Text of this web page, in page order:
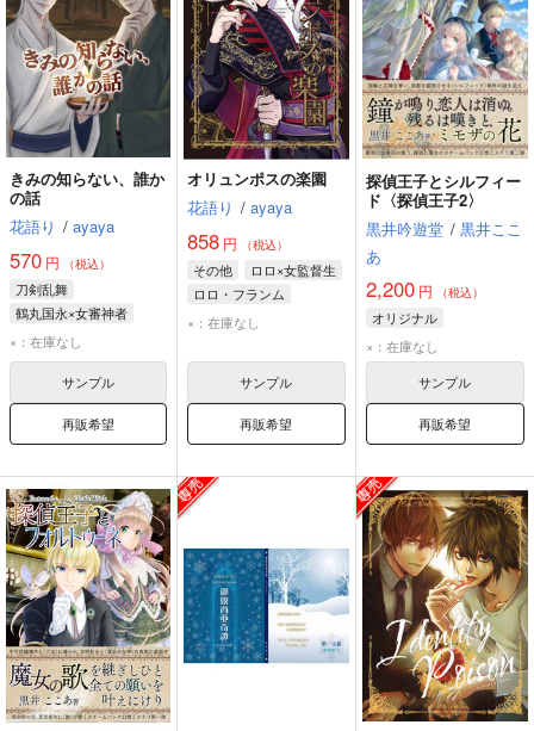
きみの知らない、誰か
の話
花語り / ayaya
570 円 （税込）
刀剣乱舞
鶴丸国永×女審神者
鶴丸国永
女審神者
×：在庫なし
サンプル
再販希望
オリュンポスの楽園
花語り / ayaya
858 円 （税込）
その他
ロロ×女監督生
ロロ・フランム
女監督生
×：在庫なし
サンプル
再販希望
探偵王子とシルフィー
ド〈探偵王子2〉
黒井吟遊堂 / 黒井ここ
あ
2,200円 （税込）
オリジナル
×：在庫なし
サンプル
再販希望